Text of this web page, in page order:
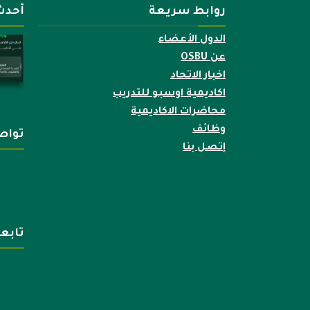
روابط سريعة
الدول الأعضاء
عن OSBU
اخبار الاتحاد
اكاديمية اوسبو للتدريب
محاضرات الاكاديمية
وظائف
إتصل بنا